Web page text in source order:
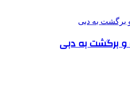
و برگشت به دبی